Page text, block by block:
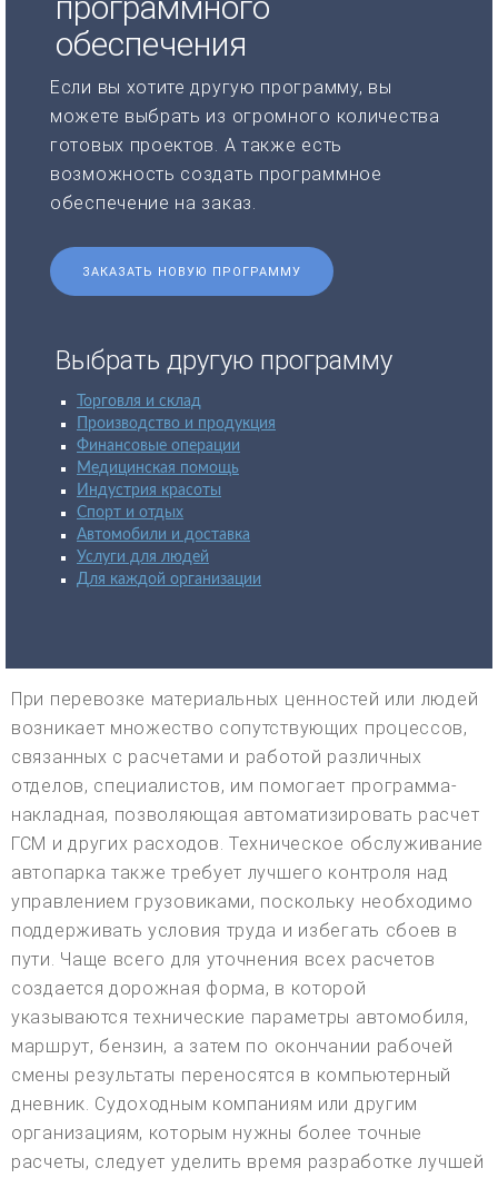
обеспечения
Если вы хотите другую программу, вы
можете выбрать из огромного количества
готовых проектов. А также есть
возможность создать программное
обеспечение на заказ.
ЗАКАЗАТЬ НОВУЮ ПРОГРАММУ
Выбрать другую программу
Торговля и склад
Производство и продукция
Финансовые операции
Медицинская помощь
Индустрия красоты
Спорт и отдых
Автомобили и доставка
Услуги для людей
Для каждой организации
При перевозке материальных ценностей или людей
возникает множество сопутствующих процессов,
связанных с расчетами и работой различных
отделов, специалистов, им помогает программа-
накладная, позволяющая автоматизировать расчет
ГСМ и других расходов. Техническое обслуживание
автопарка также требует лучшего контроля над
управлением грузовиками, поскольку необходимо
поддерживать условия труда и избегать сбоев в
пути. Чаще всего для уточнения всех расчетов
создается дорожная форма, в которой
указываются технические параметры автомобиля,
маршрут, бензин, а затем по окончании рабочей
смены результаты переносятся в компьютерный
дневник. Судоходным компаниям или другим
организациям, которым нужны более точные
расчеты, следует уделить время разработке лучшей